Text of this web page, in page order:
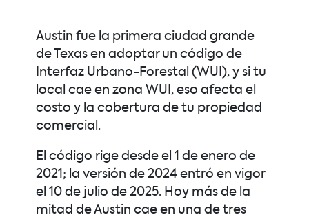
Austin fue la primera ciudad grande
de Texas en adoptar un código de
Interfaz Urbano-Forestal (WUI), y si tu
local cae en zona WUI, eso afecta el
costo y la cobertura de tu propiedad
comercial.
El código rige desde el 1 de enero de
2021; la versión de 2024 entró en vigor
el 10 de julio de 2025. Hoy más de la
mitad de Austin cae en una de tres